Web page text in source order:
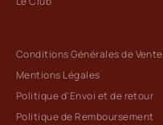
Conditions Générales de Vente
Mentions Légales
Politique d'Envoi et de retour
Politique de Remboursement